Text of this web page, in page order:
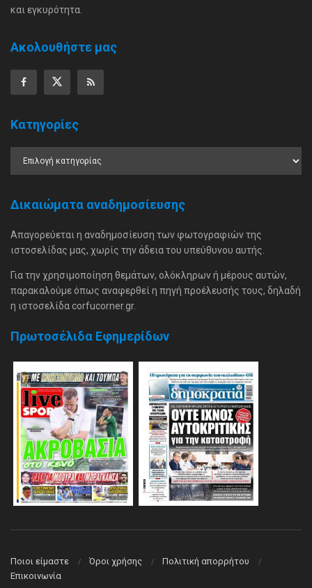
και εγκυρότητα.
Ακολουθήστε μας
Κατηγορίες
Δικαιώματα αναδημοσίευσης
Απαγορεύεται η αναδημοσίευση των φωτογραφιών της
ιστοσελίδας μας, χωρίς την άδεια του υπεύθυνου αυτής.
Για την χρησιμοποίηση θεμάτων, ολόκληρων ή μέρους αυτών,
παρακαλούμε όπως αναφερθεί η πηγή προέλευσής τους, δηλαδή
η ιστοσελίδα corfucorner.gr.
Πρωτοσέλιδα Εφημερίδων
Ποιοι είμαστε Όροι χρήσης
Πολιτική απορρήτου
Επικοινωνία